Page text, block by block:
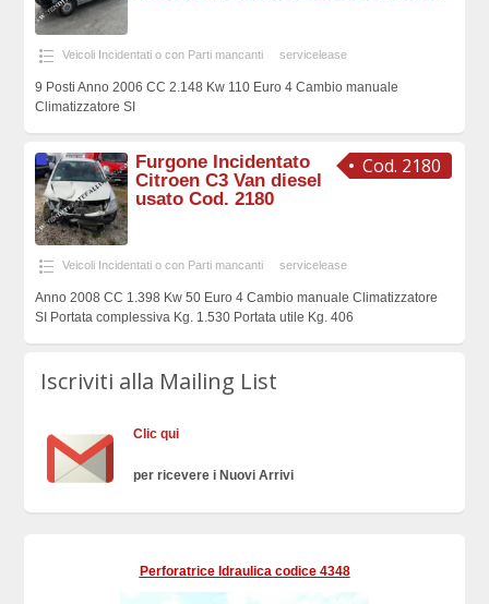
Veicoli Incidentati o con Parti mancanti servicelease
9 Posti Anno 2006 CC 2.148 Kw 110 Euro 4 Cambio manuale
Climatizzatore SI
Cod. 2180
Furgone Incidentato
Citroen C3 Van diesel
usato Cod. 2180
Veicoli Incidentati o con Parti mancanti servicelease
Anno 2008 CC 1.398 Kw 50 Euro 4 Cambio manuale Climatizzatore
SI Portata complessiva Kg. 1.530 Portata utile Kg. 406
Iscriviti alla Mailing List
Clic qui
per ricevere i Nuovi Arrivi
Perforatrice Idraulica codice 4348